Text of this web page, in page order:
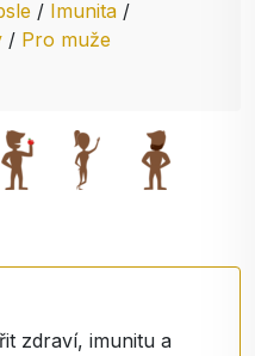
/ Imunita /
/ Pro muže
zdraví, imunitu a